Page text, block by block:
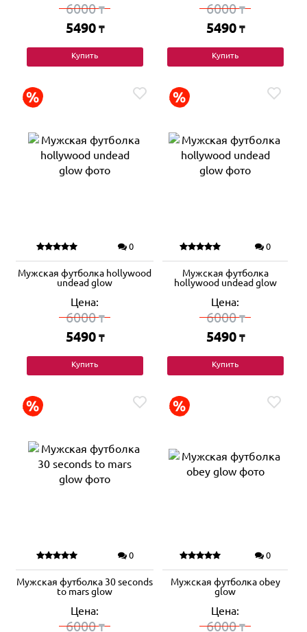
6000₸
5490 ₸
Купить
6000₸
5490 ₸
Купить
0
Мужская футболка hollywood
undead glow
Цена:
6000₸
5490 ₸
Купить
0
Мужская футболка
hollywood undead glow
Цена:
6000₸
5490 ₸
Купить
0
Мужская футболка 30 seconds
to mars glow
Цена:
6000₸
0
Мужская футболка obey
glow
Цена:
6000₸